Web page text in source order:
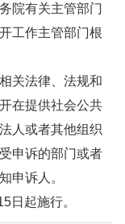
院有关主管部门
工作主管部门根
关法律、法规和
在提供社会公共
人或者其他组织
申诉的部门或者
申诉人。
日起施行。